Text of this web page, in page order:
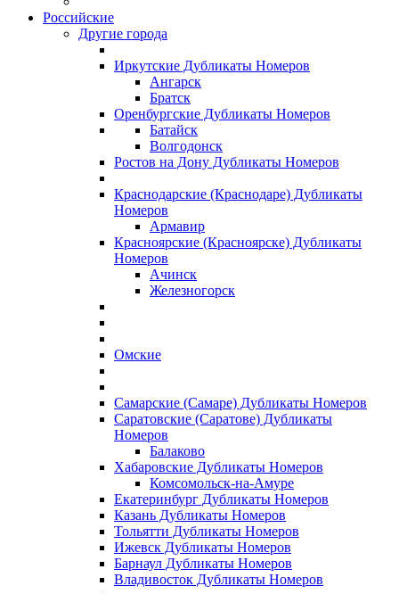
Российские
Другие города
Иркутские Дубликаты Номеров
Ангарск
Братск
Оренбургские Дубликаты Номеров
Батайск
Волгодонск
Ростов на Дону Дубликаты Номеров
Краснодарские (Краснодаре) Дубликаты
Номеров
Армавир
Красноярские (Красноярске) Дубликаты
Номеров
Ачинск
Железногорск
Омские
Самарские (Самаре) Дубликаты Номеров
Саратовские (Саратове) Дубликаты
Номеров
Балаково
Хабаровские Дубликаты Номеров
Комсомольск-на-Амуре
Екатеринбург Дубликаты Номеров
Казань Дубликаты Номеров
Тольятти Дубликаты Номеров
Ижевск Дубликаты Номеров
Барнаул Дубликаты Номеров
Владивосток Дубликаты Номеров